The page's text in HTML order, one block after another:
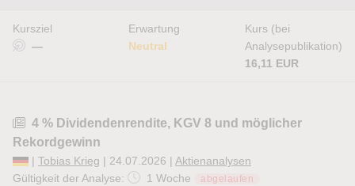
Kursziel
—
Erwartung
Neutral
Kurs (bei
Analysepublikation)
16,11 EUR
4 % Dividendenrendite, KGV 8 und möglicher
Rekordgewinn
| Tobias Krieg | 24.07.2026 | Aktienanalysen
Gültigkeit der Analyse:
1 Woche abgelaufen